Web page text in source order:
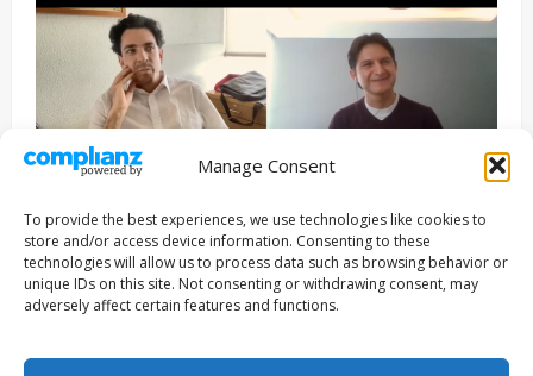
Manage Consent
To provide the best experiences, we use technologies like cookies to
store and/or access device information. Consenting to these
technologies will allow us to process data such as browsing behavior or
unique IDs on this site. Not consenting or withdrawing consent, may
adversely affect certain features and functions.
Entrevista Series
ENCUENTROS CON IVÁN URIEL T3E22: JUAN PATRICIO
RIVEROLL
Filmakersmovie 5 mayo, 2026